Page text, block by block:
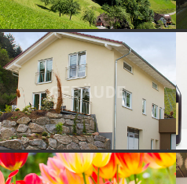
GEBÄUDE